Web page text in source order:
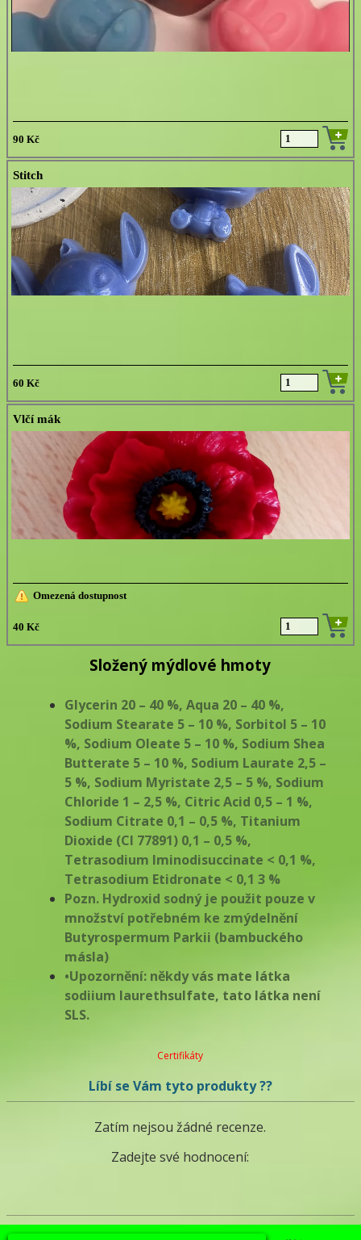
90 Kč
Stitch
60 Kč
Vlčí mák
Omezená dostupnost
40 Kč
Složený mýdlové hmoty
Glycerin 20 – 40 %, Aqua 20 – 40 %,
Sodium Stearate 5 – 10 %, Sorbitol 5 – 10
%, Sodium Oleate 5 – 10 %, Sodium Shea
Butterate 5 – 10 %, Sodium Laurate 2,5 –
5 %, Sodium Myristate 2,5 – 5 %, Sodium
Chloride 1 – 2,5 %, Citric Acid 0,5 – 1 %,
Sodium Citrate 0,1 – 0,5 %, Titanium
Dioxide (CI 77891) 0,1 – 0,5 %,
Tetrasodium Iminodisuccinate < 0,1 %,
Tetrasodium Etidronate < 0,1 3 %
Pozn. Hydroxid sodný je použit pouze v
množství potřebném ke zmýdelnění
Butyrospermum Parkii (bambuckého
másla)
•Upozornění: někdy vás mate látka
sodiium laurethsulfate, tato látka není
SLS.
Certifikáty
Líbí se Vám tyto produkty ??
Zatím nejsou žádné recenze.
Zadejte své hodnocení: